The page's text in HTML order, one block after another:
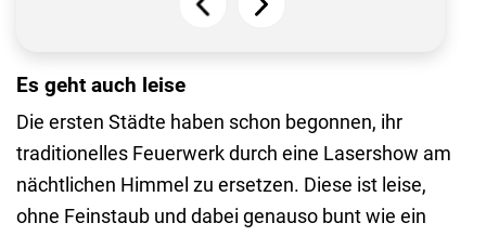
Es geht auch leise
Die ersten Städte haben schon begonnen, ihr
traditionelles Feuerwerk durch eine Lasershow am
nächtlichen Himmel zu ersetzen. Diese ist leise,
ohne Feinstaub und dabei genauso bunt wie ein